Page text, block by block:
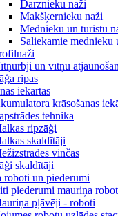
Dārznieku naži
Makšķernieku naži
Mednieku un tūristu
Saliekamie mednieku
un vītņu
ripas
iekārtas
krāsošanas
tehnika
ripzāģi
skaldītāji
vinčas
skaldītāji
roboti un piederumi
piederumi mauriņa
pļāvēji - roboti